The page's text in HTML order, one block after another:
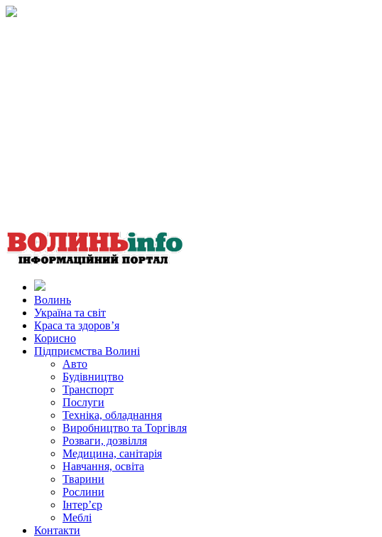
Волинь
Україна та світ
Краса та здоров’я
Корисно
Підприємства Волині
Авто
Будівництво
Транспорт
Послуги
Техніка, обладнання
Виробництво та Торгівля
Розваги, дозвілля
Медицина, санітарія
Навчання, освіта
Тварини
Рослини
Інтер’єр
Меблі
Контакти